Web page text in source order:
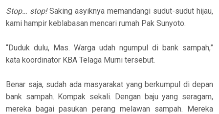
Stop… stop!Saking asyiknya memandangi sudut-sudut hijau,
kami hampir keblabasan mencari rumah Pak Sunyoto.
“Duduk dulu, Mas. Warga udah ngumpul di bank sampah,”
kata koordinator KBA Telaga Murni tersebut.
Benar saja, sudah ada masyarakat yang berkumpul di depan
bank sampah. Kompak sekali. Dengan baju yang seragam,
mereka bagai pasukan perang melawan sampah. Mereka